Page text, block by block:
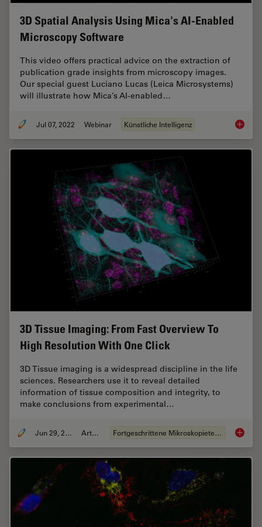
3D Spatial Analysis Using Mica's AI-Enabled
Microscopy Software
This video offers practical advice on the extraction of
publication grade insights from microscopy images.
Our special guest Luciano Lucas (Leica Microsystems)
will illustrate how Mica’s AI-enabled…
Jul 07, 2022 Webinar Künstliche Intelligenz 3D
3D Tissue Imaging: From Fast Overview To
High Resolution With One Click
3D Tissue imaging is a widespread discipline in the life
sciences. Researchers use it to reveal detailed
information of tissue composition and integrity, to
make conclusions from experimental…
Jun 29, 2022 Artikel Fortgeschrittene Mikroskopietechniken 3D